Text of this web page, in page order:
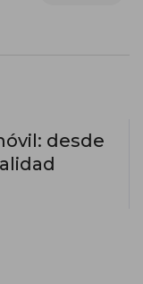
desde